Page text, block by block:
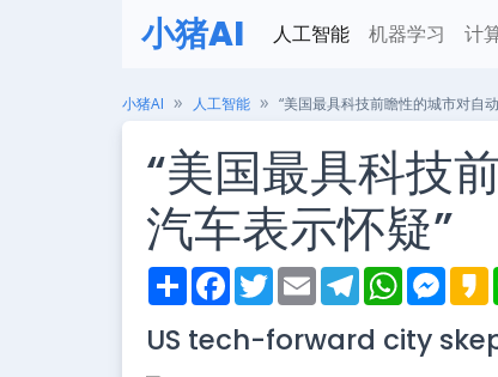
小猪AI 人工智能 机器学习 计
小猪AI 人工智能 “美国最具科技前瞻性的城市对自
“美国最具科技
汽车表示怀疑”
S
h
r
e
F
a
e
b
T
w
t
t
E
m
i
l
T
e
e
g
W
h
t
s
M
e
s
e
a
a
US tech-forward city